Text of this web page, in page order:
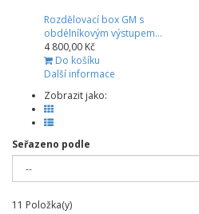
Rozdělovací box GM s
obdélníkovým výstupem...
4 800,00 Kč
Do košíku
Další informace
Zobrazit jako:
Seřazeno podle
11 Položka(y)